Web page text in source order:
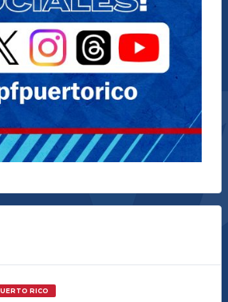
RICO